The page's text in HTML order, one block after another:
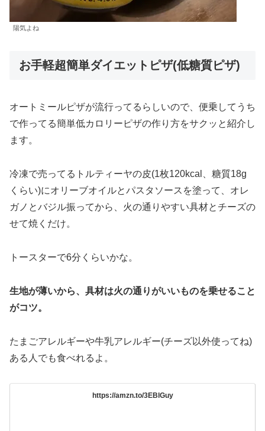
陽気よね
お手軽超簡単ダイエットピザ(低糖質ピザ)
オートミールピザが流行ってるらしいので、便乗してうち
で作ってる簡単低カロリーピザの作り方をサクッと紹介し
ます。
冷凍で売ってるトルティーヤの皮(1枚120kcal、糖質18g
くらい)にオリーブオイルとパスタソースを塗って、オレ
ガノとバジル振ってから、火の通りやすい具材とチーズの
せて焼くだけ。
トースターで6分くらいかな。
生地が薄いから、具材は火の通りがいいものを乗せること
がコツ。
たまごアレルギーや牛乳アレルギー(チーズ以外使ってね)
ある人でも食べれるよ。
https://amzn.to/3EBlGuy